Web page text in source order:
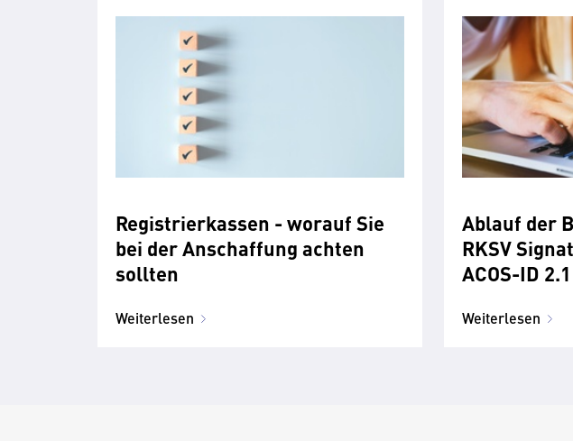
Registrierkassen - worauf Sie
bei der Anschaffung achten
sollten
Weiterlesen
Ablauf der
RKSV
ACOS-ID 2.1
Weiterlesen